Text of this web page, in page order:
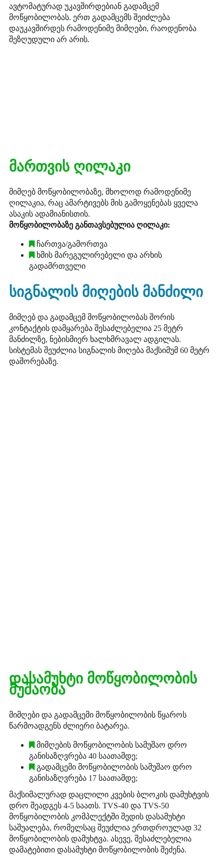
ავტომატურად უკავშირდებიან გადამცემ
მოწყობილობას. ერთ გადამცემს შეიძლება
დაუკავშირდეს რამოდენიმე მიმღები, რაოდენობა
შეზღუდული არ არის.
მართვის ღილაკი
მიმღებ მოწყობილობაზე, მხოლოდ რამოდენიმე
ღილაკია, რაც ამარტივებს მის გამოყენებას ყველა
ასაკის ადამიანისთის.
მოწყობილობაზე განთავსებულია ღილაკი:
ჩართვა/გამორთვა
ხმის მარეგულირებელი და არხის
გადამრთველი
სიგნალის მიღების მანძილი
მიმღებ და გადამცემ მოწყობილობას შორის
კონტაქტის დამყარება შესაძლებელია 25 მეტრ
მანძილზე, ნებისმიერ ხალხმრავალ ადგილას.
სისტემას შეუძლია სიგნალის მიღება მაქსიმუმ 60 მეტრ
დაშორებაზე.
დასამუხტი მოწყობილობის
მუშაობა
მიმღები და გადამცემი მოწყობილობის წყაროს
წარმოადგენს ძლიერი ბატარეა.
მიმღების მოწყობილობის სამუშაო დრო
განისაზღვრება 40 საათამდე;
გადამცემი მოწყობილობის სამუშაო დრო
განისაზღვრება 17 საათამდე;
მაქსიმალურად დაცლილი კვების ბლოკის დამუხტვის
დრო შეადგეს 4-5 საათს. TVS-40 და TVS-50
მოწყობილობის კომპლექტში შედის დასამუხტი
საშუალება, რომელსაც შეუძლია ერთდროულად 32
მოწყობილობის დამუხტვა. ასევე, შესაძლებელია
დამატებითი დასამუხტი მოწყობილობის შეძენა.